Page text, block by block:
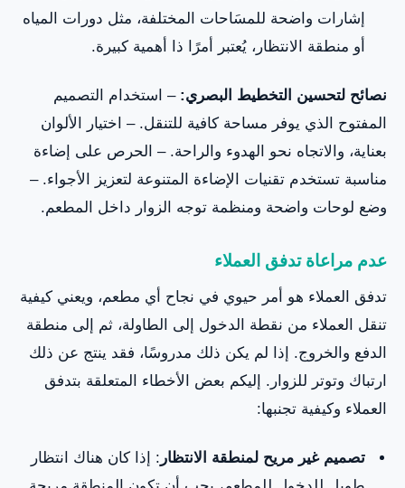
إشارات واضحة للمسَاحات المختلفة، مثل دورات المياه
أو منطقة الانتظار، يُعتبر أمرًا ذا أهمية كبيرة.
نصائح لتحسين التخطيط البصري: – استخدام التصميم
المفتوح الذي يوفر مساحة كافية للتنقل. – اختيار الألوان
بعناية، والاتجاه نحو الهدوء والراحة. – الحرص على إضاءة
مناسبة تستخدم تقنيات الإضاءة المتنوعة لتعزيز الأجواء. –
وضع لوحات واضحة ومنظمة توجه الزوار داخل المطعم.
عدم مراعاة تدفق العملاء
تدفق العملاء هو أمر حيوي في نجاح أي مطعم، ويعني كيفية
تنقل العملاء من نقطة الدخول إلى الطاولة، ثم إلى منطقة
الدفع والخروج. إذا لم يكن ذلك مدروسًا، فقد ينتج عن ذلك
ارتباك وتوتر للزوار. إليكم بعض الأخطاء المتعلقة بتدفق
العملاء وكيفية تجنبها:
تصميم غير مريح لمنطقة الانتظار : إذا كان هناك انتظار